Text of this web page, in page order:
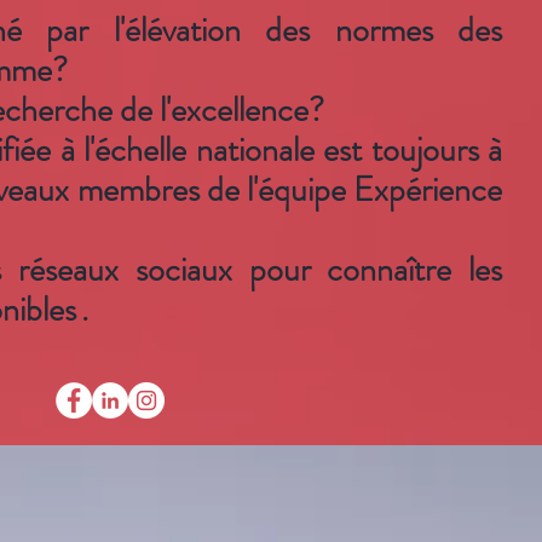
par l'élévation des normes des
de l'excellence?
à l'échelle nationale est toujours à
membres de l'équipe Expérience
réseaux sociaux pour connaître les
.